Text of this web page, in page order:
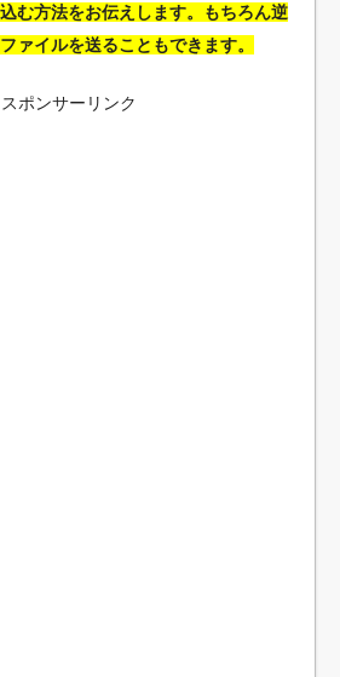
む方法をお伝えします。もちろん逆
ァイルを送ることもできます。
スポンサーリンク